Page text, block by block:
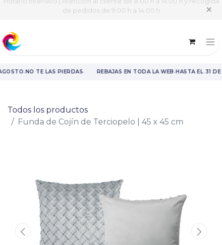
Horario intensivo | Atención al cliente de 8:00 h a 14:00 h y recogida
de pedidos de 9:00 h a 14:00 h
✕
·NO TE LAS PIERDAS· REBAJAS EN TODA LA WEB·HASTA EL 31 DE
Todos los productos
Funda de Cojín de Terciopelo | 45 x 45 cm